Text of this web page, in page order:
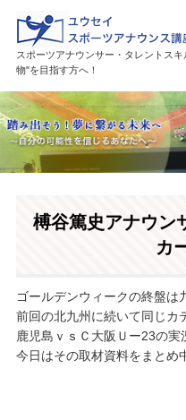
スポーツアナウンサー・タレントス
物"を目指す方へ！
HOME
講座紹介
活躍中の卒業生・受講生
榑谷篤史アナウン
カ
ゴールデンウィークの終盤は
前回の北九州に続いて同じカ
鹿児島ｖｓＣ大阪Ｕー23の
今日はその取材資料をまとめ